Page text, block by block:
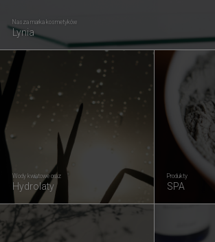
Nasza marka kosmetyków
Lynia
Wody kwiatowe oraz
Hydrolaty
Produkty
SPA